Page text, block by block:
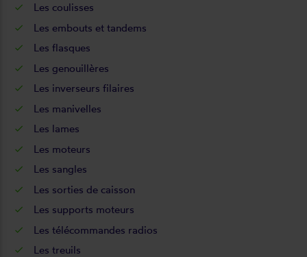
Les coulisses
Les embouts et tandems
Les flasques
Les genouillères
Les inverseurs filaires
Les manivelles
Les lames
Les moteurs
Les sangles
Les sorties de caisson
Les supports moteurs
Les télécommandes radios
Les treuils